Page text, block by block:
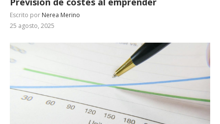
Escrito por Nerea Merino
25 agosto, 2025